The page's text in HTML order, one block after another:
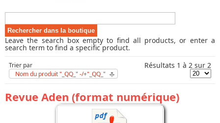
Leave the search box empty to find all products, or enter a
search term to find a specific product.
Trier par
Nom du produit "_QQ_" -/+"_QQ_"
Résultats 1 à 2 sur 2
Revue Aden (format numérique)